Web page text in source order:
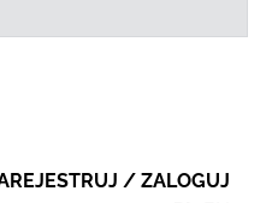
/ ZALOGUJ